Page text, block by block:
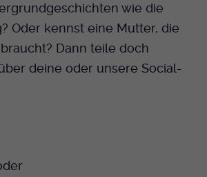
wie die
Oder kennst eine Mutter, die
Dann teile doch
deine oder unsere Social-